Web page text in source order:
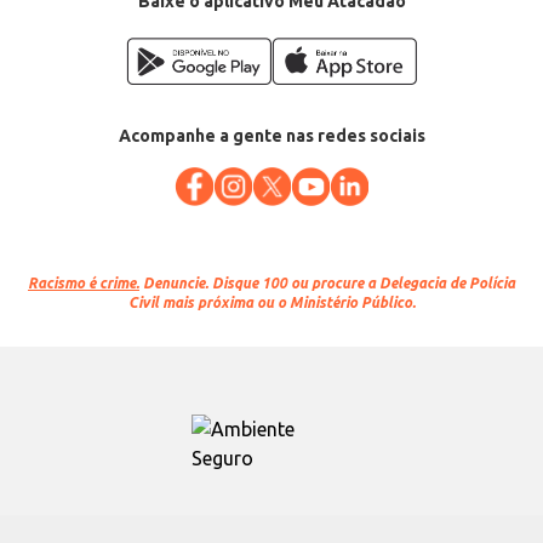
Acompanhe a gente nas redes sociais
Racismo é crime. Denuncie. Disque 100 ou procure a Delegacia de Polícia
Civil mais próxima ou o Ministério Público.